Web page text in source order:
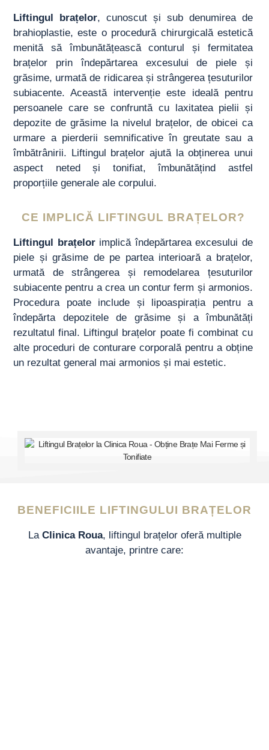
Liftingul brațelor, cunoscut și sub denumirea de
brahioplastie, este o procedură chirurgicală estetică
menită să îmbunătățească conturul și fermitatea
brațelor prin îndepărtarea excesului de piele și
grăsime, urmată de ridicarea și strângerea țesuturilor
subiacente. Această intervenție este ideală pentru
persoanele care se confruntă cu laxitatea pielii și
depozite de grăsime la nivelul brațelor, de obicei ca
urmare a pierderii semnificative în greutate sau a
îmbătrânirii. Liftingul brațelor ajută la obținerea unui
aspect neted și tonifiat, îmbunătățind astfel
proporțiile generale ale corpului.
CE IMPLICĂ LIFTINGUL BRAȚELOR?
Liftingul brațelorimplică îndepărtarea excesului de
piele și grăsime de pe partea interioară a brațelor,
urmată de strângerea și remodelarea țesuturilor
subiacente pentru a crea un contur ferm și armonios.
Procedura poate include și lipoaspirația pentru a
îndepărta depozitele de grăsime și a îmbunătăți
rezultatul final. Liftingul brațelor poate fi combinat cu
alte proceduri de conturare corporală pentru a obține
un rezultat general mai armonios și mai estetic.
BENEFICIILE LIFTINGULUI BRAȚELOR
La Clinica Roua, liftingul brațelor oferă multiple
avantaje, printre care: